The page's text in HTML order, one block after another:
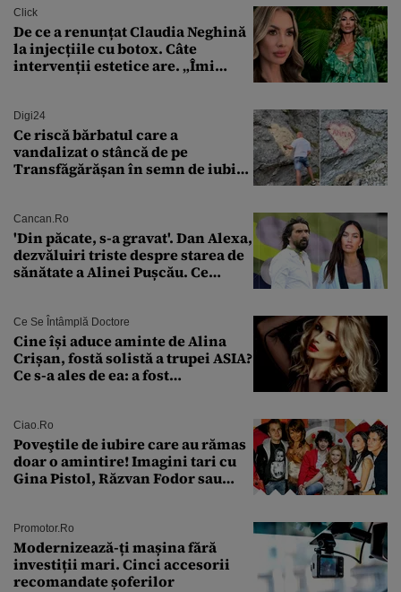
Click
De ce a renunțat Claudia Neghină
la injecțiile cu botox. Câte
intervenții estetice are. „Îmi
Digi24
Ce riscă bărbatul care a
vandalizat o stâncă de pe
Transfăgărășan în semn de iubire
Cancan.ro
'Din păcate, s-a gravat'. Dan Alexa,
dezvăluiri triste despre starea de
sănătate a Alinei Pușcău. Ce
Ce Se Întâmplă Doctore
Cine își aduce aminte de Alina
Crișan, fostă solistă a trupei ASIA?
Ce s-a ales de ea: a fost
Ciao.ro
Poveştile de iubire care au rămas
doar o amintire! Imagini tari cu
Gina Pistol, Răzvan Fodor sau
Promotor.ro
Modernizează-ți mașina fără
investiții mari. Cinci accesorii
recomandate șoferilor